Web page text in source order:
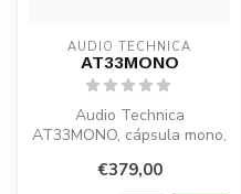
AUDIO TECHNICA
AT33MONO
Audio Technica
AT33MONO, cápsula mono,
cápsula para vinil
€379,00